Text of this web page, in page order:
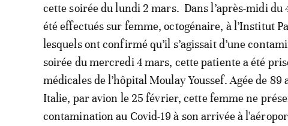
cette soirée du lundi 2 mars. Dans l’après-midi du
été effectués sur femme, octogénaire, à l’Institut
lesquels ont confirmé qu’il s’agissait d’une
soirée du mercredi 4 mars, cette patiente a été
médicales de l’hôpital Moulay Youssef. Agée de
Italie, par avion le 25 février, cette femme ne
contamination au Covid-19 à son arrivée à